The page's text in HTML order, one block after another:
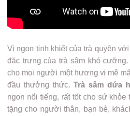
Vị ngon tinh khiết của trà quyện
đặc trưng của trà sâm khó
cho mọi người một hương vị mê
đầu thưởng thức. Trà sâm dứa
ngon nổi tiếng, rất tốt cho sứ
tặng cho người thân, bạn bè,